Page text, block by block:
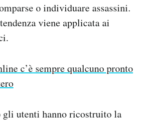
o individuare assassini.
viene applicata ai
c’è sempre qualcuno pronto
gli utenti hanno ricostruito la